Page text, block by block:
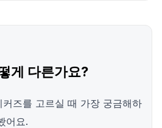
게 다른가요?
즈를 고르실 때 가장 궁금해하
어요.